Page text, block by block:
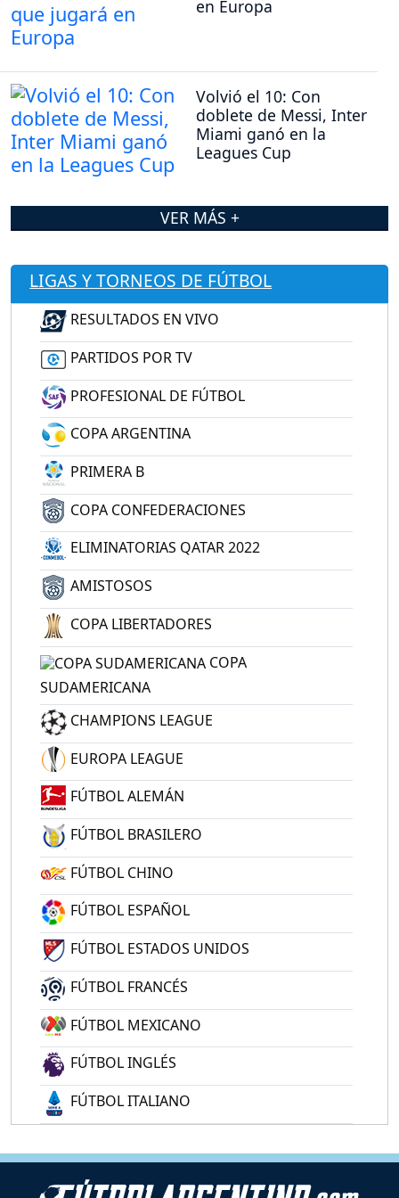
en Europa
Volvió el 10: Con
doblete de Messi, Inter
Miami ganó en la
Leagues Cup
VER MÁS +
LIGAS Y TORNEOS DE FÚTBOL
RESULTADOS EN VIVO
PARTIDOS POR TV
PROFESIONAL DE FÚTBOL
COPA ARGENTINA
PRIMERA B
COPA CONFEDERACIONES
ELIMINATORIAS QATAR 2022
AMISTOSOS
COPA LIBERTADORES
COPA
SUDAMERICANA
CHAMPIONS LEAGUE
EUROPA LEAGUE
FÚTBOL ALEMÁN
FÚTBOL BRASILERO
FÚTBOL CHINO
FÚTBOL ESPAÑOL
FÚTBOL ESTADOS UNIDOS
FÚTBOL FRANCÉS
FÚTBOL MEXICANO
FÚTBOL INGLÉS
FÚTBOL ITALIANO